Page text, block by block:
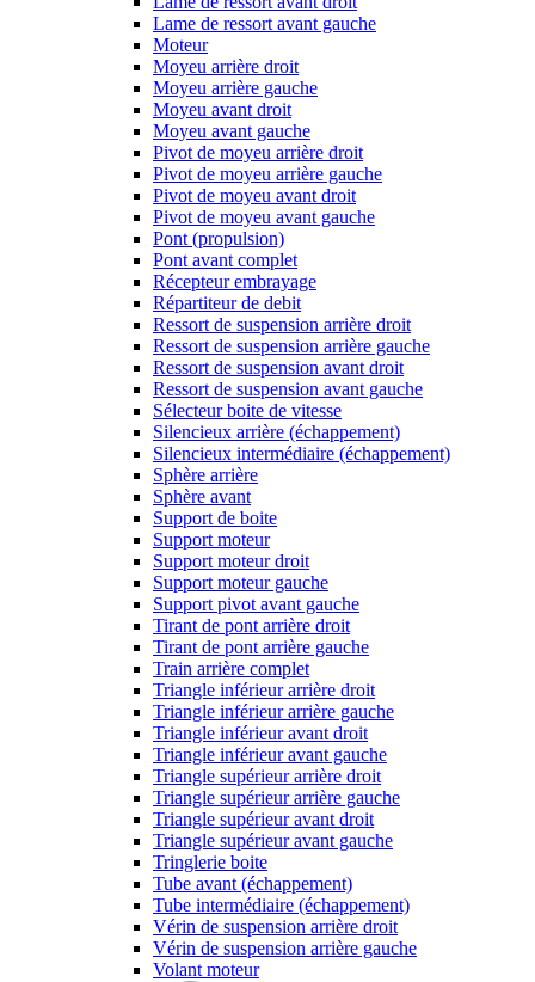
Lame de ressort avant gauche
Moteur
Moyeu arrière droit
Moyeu arrière gauche
Moyeu avant droit
Moyeu avant gauche
Pivot de moyeu arrière droit
Pivot de moyeu arrière gauche
Pivot de moyeu avant droit
Pivot de moyeu avant gauche
Pont (propulsion)
Pont avant complet
Récepteur embrayage
Répartiteur de debit
Ressort de suspension arrière droit
Ressort de suspension arrière gauche
Ressort de suspension avant droit
Ressort de suspension avant gauche
Sélecteur boite de vitesse
Silencieux arrière (échappement)
Silencieux intermédiaire (échappement)
Sphère arrière
Sphère avant
Support de boite
Support moteur
Support moteur droit
Support moteur gauche
Support pivot avant gauche
Tirant de pont arrière droit
Tirant de pont arrière gauche
Train arrière complet
Triangle inférieur arrière droit
Triangle inférieur arrière gauche
Triangle inférieur avant droit
Triangle inférieur avant gauche
Triangle supérieur arrière droit
Triangle supérieur arrière gauche
Triangle supérieur avant droit
Triangle supérieur avant gauche
Tringlerie boite
Tube avant (échappement)
Tube intermédiaire (échappement)
Vérin de suspension arrière droit
Vérin de suspension arrière gauche
Volant moteur